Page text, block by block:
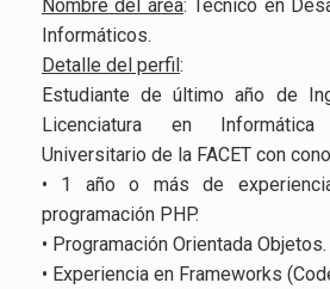
Nombre del área: Técnico en
Informáticos.
Detalle del perfil :
Estudiante de último año de
Licenciatura en
Universitario de la FACET con
• 1 año o más de
programación PHP.
• Programación Orientada Objetos.
• Experiencia en Frameworks